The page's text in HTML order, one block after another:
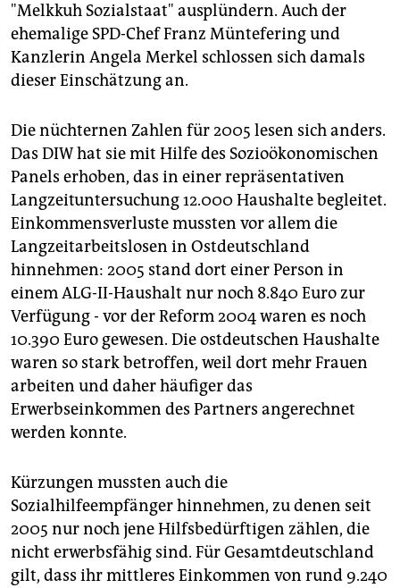
"Melkkuh Sozialstaat" ausplündern. Auch der
ehemalige SPD-Chef Franz Müntefering und
Kanzlerin Angela Merkel schlossen sich damals
dieser Einschätzung an.
Die nüchternen Zahlen für 2005 lesen sich anders.
Das DIW hat sie mit Hilfe des Sozioökonomischen
Panels erhoben, das in einer repräsentativen
Langzeituntersuchung 12.000 Haushalte begleitet.
Einkommensverluste mussten vor allem die
Langzeitarbeitslosen in Ostdeutschland
hinnehmen: 2005 stand dort einer Person in
einem ALG-II-Haushalt nur noch 8.840 Euro zur
Verfügung - vor der Reform 2004 waren es noch
10.390 Euro gewesen. Die ostdeutschen Haushalte
waren so stark betroffen, weil dort mehr Frauen
arbeiten und daher häufiger das
Erwerbseinkommen des Partners angerechnet
werden konnte.
Kürzungen mussten auch die
Sozialhilfeempfänger hinnehmen, zu denen seit
2005 nur noch jene Hilfsbedürftigen zählen, die
nicht erwerbsfähig sind. Für Gesamtdeutschland
gilt, dass ihr mittleres Einkommen von rund 9.240